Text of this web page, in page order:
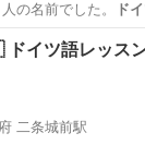
の名前でした。
ド
ポーツ ピラティス
イツ語レッスン
二条城前駅